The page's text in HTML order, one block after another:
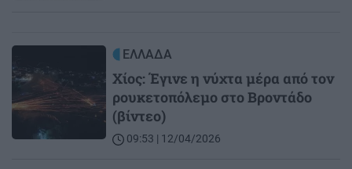
ΕΛΛΑΔΑ
Χίος: Έγινε η νύχτα μέρα από τον
ρουκετοπόλεμο στο Βροντάδο
(βίντεο)
09:53 | 12/04/2026